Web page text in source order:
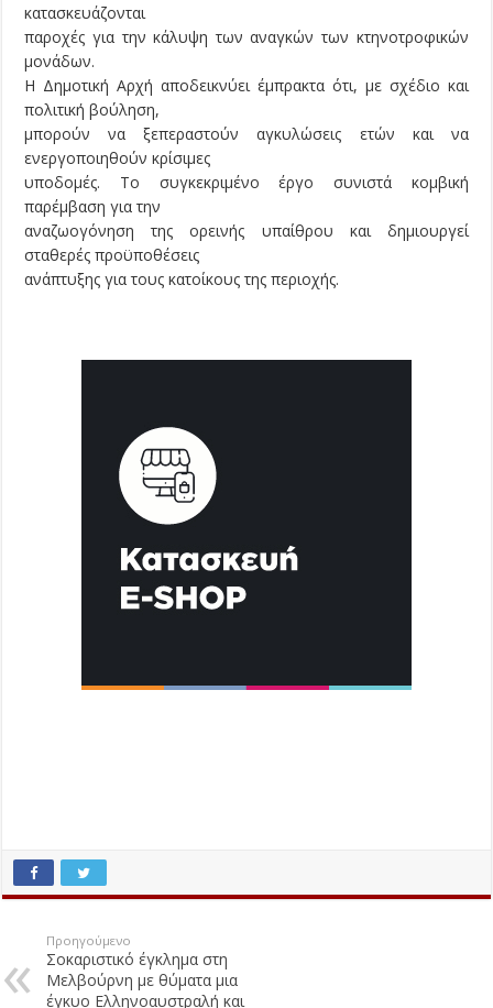
κατασκευάζονται
παροχές για την κάλυψη των αναγκών των κτηνοτροφικών
μονάδων.
Η Δημοτική Αρχή αποδεικνύει έμπρακτα ότι, με σχέδιο και
πολιτική βούληση,
μπορούν να ξεπεραστούν αγκυλώσεις ετών και να
ενεργοποιηθούν κρίσιμες
υποδομές. Το συγκεκριμένο έργο συνιστά κομβική
παρέμβαση για την
αναζωογόνηση της ορεινής υπαίθρου και δημιουργεί
σταθερές προϋποθέσεις
ανάπτυξης για τους κατοίκους της περιοχής.
Προηγούμενο
Σοκαριστικό έγκλημα στη
Μελβούρνη με θύματα μια
έγκυο Ελληνοαυστραλή και